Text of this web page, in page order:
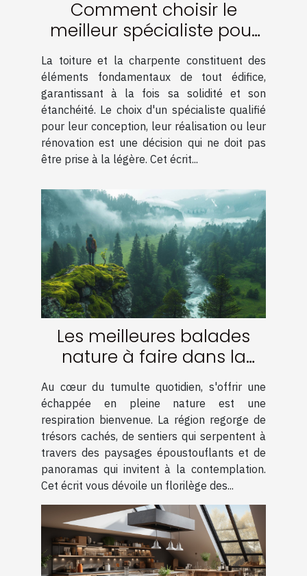
Comment choisir le
meilleur spécialiste pour
votre charpente et
couverture
La toiture et la charpente constituent des
éléments fondamentaux de tout édifice,
garantissant à la fois sa solidité et son
étanchéité. Le choix d'un spécialiste qualifié
pour leur conception, leur réalisation ou leur
rénovation est une décision qui ne doit pas
être prise à la légère. Cet écrit...
Les meilleures balades
nature à faire dans la
région
Au cœur du tumulte quotidien, s'offrir une
échappée en pleine nature est une
respiration bienvenue. La région regorge de
trésors cachés, de sentiers qui serpentent à
travers des paysages époustouflants et de
panoramas qui invitent à la contemplation.
Cet écrit vous dévoile un florilège des...